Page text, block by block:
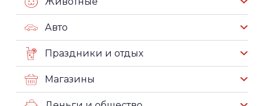
Авто
Праздники и отдых
Магазины